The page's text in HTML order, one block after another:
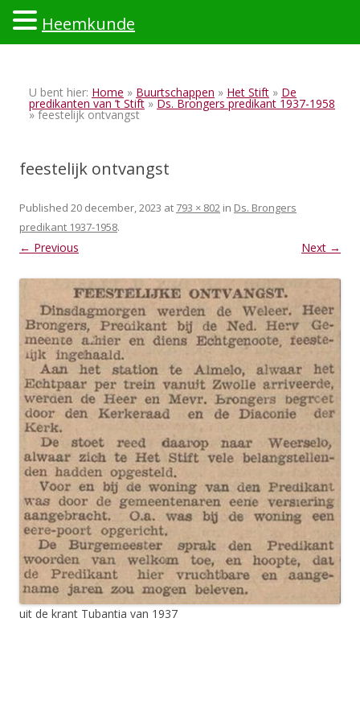
U bent hier: Home » Buurtschappen » Het Stift » De
predikanten van ’t Stift»Ds. Brongers predikant 1937-1958
» feestelijk ontvangst
feestelijk ontvangst
Published 20 december, 2023 at 793 × 802 in Ds. Brongers
predikant 1937-1958.
← Previous Next →
uit de krant Tubantia van 1937
Heemkunde